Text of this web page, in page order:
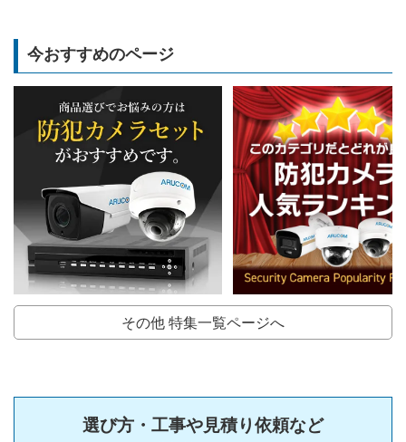
今おすすめのページ
その他 特集一覧ページへ
選び方・工事や見積り依頼など